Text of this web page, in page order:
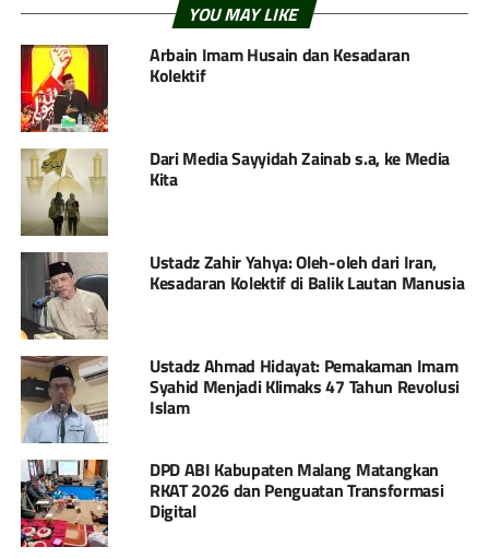
YOU MAY LIKE
Arbain Imam Husain dan Kesadaran
Kolektif
Dari Media Sayyidah Zainab s.a, ke Media
Kita
Ustadz Zahir Yahya: Oleh-oleh dari Iran,
Kesadaran Kolektif di Balik Lautan Manusia
Ustadz Ahmad Hidayat: Pemakaman Imam
Syahid Menjadi Klimaks 47 Tahun Revolusi
Islam
DPD ABI Kabupaten Malang Matangkan
RKAT 2026 dan Penguatan Transformasi
Digital